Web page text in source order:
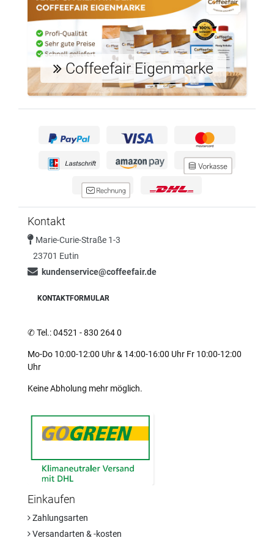
Coffeefair Eigenmarke
Kontakt
Marie-Curie-Straße 1-3
23701 Eutin
kundenservice@coffeefair.de
KONTAKTFORMULAR
✆Tel.: 04521 - 830 264 0
Mo-Do 10:00-12:00 Uhr & 14:00-16:00 Uhr Fr 10:00-12:00
Uhr
Keine Abholung mehr möglich.
Einkaufen
Zahlungsarten
Versandarten & -kosten